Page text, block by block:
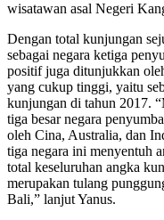
wisatawan asal Negeri
Dengan total kunjungan
sebagai negara ketiga
positif juga ditunjukkan
yang cukup tinggi, yaitu
kunjungan di tahun 2017.
tiga besar negara
oleh Cina, Australia, dan
tiga negara ini menyentuh
total keseluruhan angka
merupakan tulang
Bali,” lanjut Yanus.